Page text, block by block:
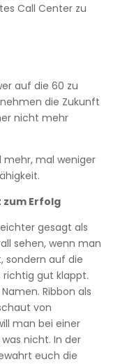
Call Center zu
auf die 60 zu
die Zukunft
nicht mehr
mehr, mal weniger
Erfolg
gesagt als
sehen, wenn man
sondern auf die
richtig gut klappt.
Ribbon als
von
man bei einer
nicht. In der
euch die